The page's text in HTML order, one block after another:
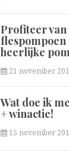
Profiteer van
flespompoen
heerlijke
21 november
Wat doe ik
+ winactie!
15 november